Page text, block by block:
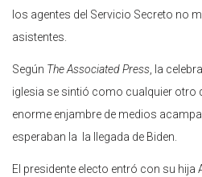
los agentes del Servicio Secreto no
asistentes.
Según The Associated Press , la
iglesia se sintió como cualquier otro
enorme enjambre de medios
esperaban la la llegada de Biden.
El presidente electo entró con su hija